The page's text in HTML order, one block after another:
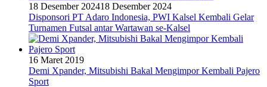
18 Desember 202418 Desember 2024
Disponsori PT Adaro Indonesia, PWI Kalsel Kembali Gelar
Turnamen Futsal antar Wartawan se-Kalsel
16 Maret 2019
Demi Xpander, Mitsubishi Bakal Mengimpor Kembali Pajero
Sport